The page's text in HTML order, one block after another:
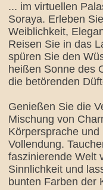
... im virtuellen
Soraya. Erleben
Weiblichkeit,
Reisen Sie in das
spüren Sie den
heißen Sonne des
die betörenden
Genießen Sie die
Mischung von
Körpersprache
Vollendung.
faszinierende Welt
Sinnlichkeit und
bunten Farben der